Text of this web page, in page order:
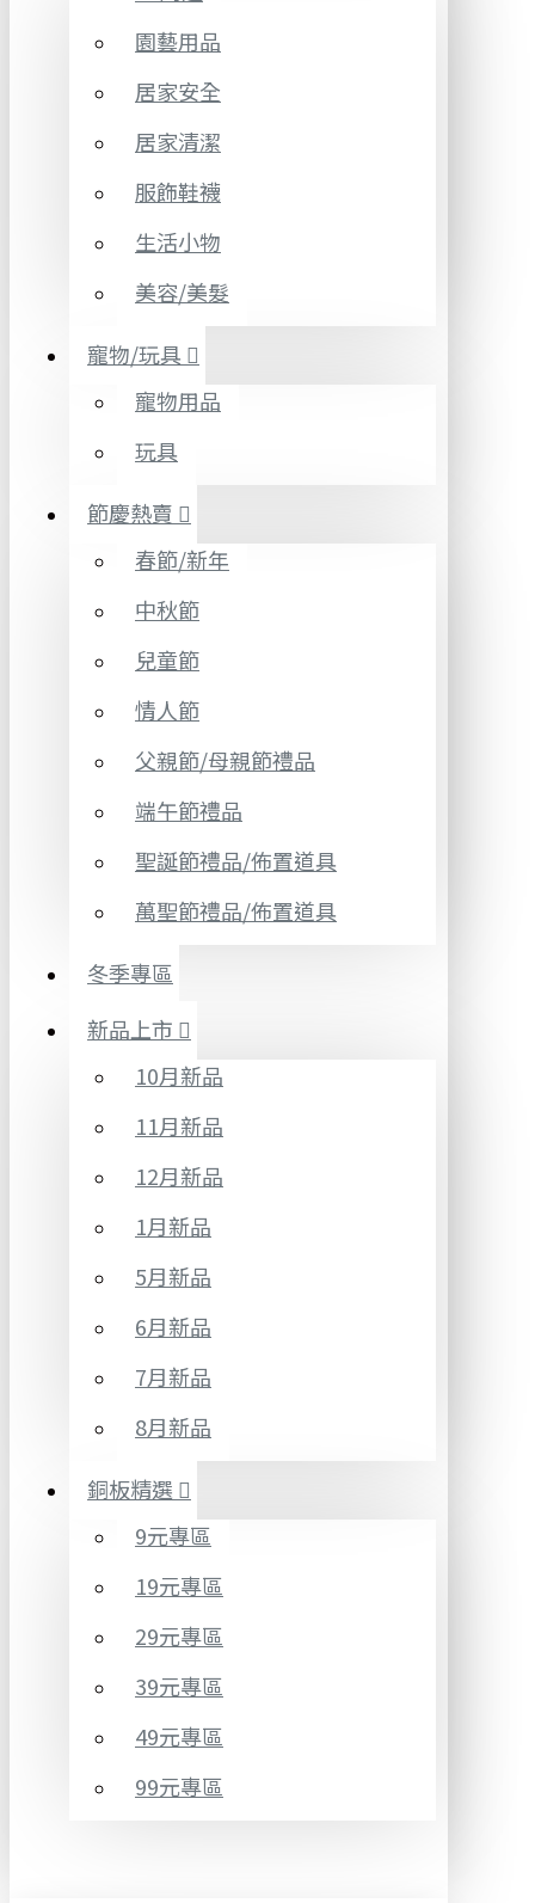
園藝用品
居家安全
居家清潔
服飾鞋襪
生活小物
美容/美髮
寵物/玩具
寵物用品
玩具
節慶熱賣
春節/新年
中秋節
兒童節
情人節
父親節/母親節禮品
端午節禮品
聖誕節禮品/佈置道具
萬聖節禮品/佈置道具
冬季專區
新品上市
10月新品
11月新品
12月新品
1月新品
5月新品
6月新品
7月新品
8月新品
銅板精選
9元專區
19元專區
29元專區
39元專區
49元專區
99元專區